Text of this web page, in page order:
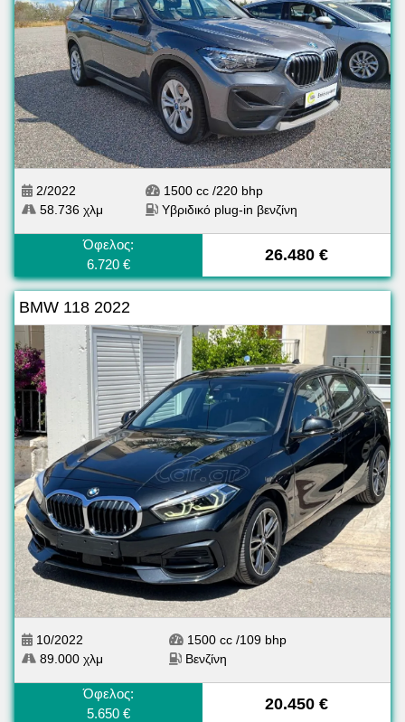
2/2022
58.736 χλμ
1500 cc /220 bhp
Υβριδικό plug-in βενζίνη
Όφελος:
6.720 €
26.480 €
BMW 118 2022
10/2022
89.000 χλμ
1500 cc /109 bhp
Βενζίνη
Όφελος:
5.650 €
20.450 €